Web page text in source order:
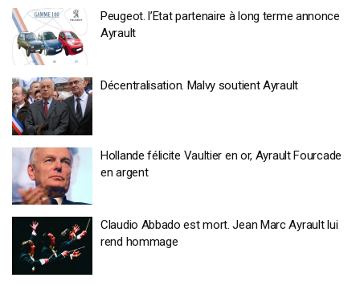
Peugeot. l’Etat partenaire à long terme annonce
Ayrault
Décentralisation. Malvy soutient Ayrault
Hollande félicite Vaultier en or, Ayrault Fourcade
en argent
Claudio Abbado est mort. Jean Marc Ayrault lui
rend hommage